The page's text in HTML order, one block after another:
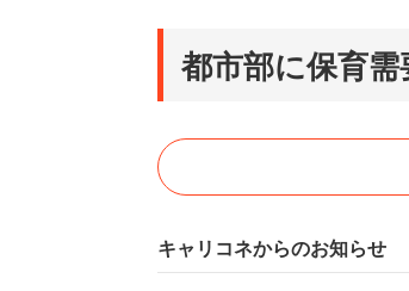
都市部に保育
キャリコネからのお知らせ